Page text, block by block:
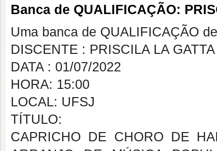
Banca de QUALIFICAÇÃO:
Uma banca de QUALIFICAÇÃO
DISCENTE : PRISCILA LA
DATA : 01/07/2022
HORA: 15:00
LOCAL: UFSJ
TÍTULO:
CAPRICHO DE CHORO DE